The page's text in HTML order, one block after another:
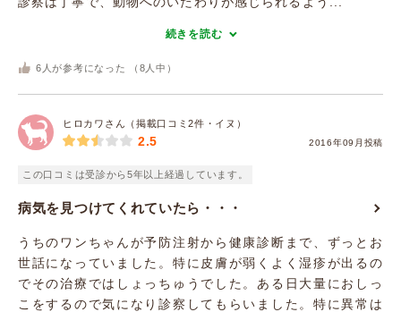
続きを読む
6 人が参考になった （ 8 人中）
ヒロカワさん（掲載口コミ2件・イヌ）
2016年09月投稿
2.5
この口コミは受診から5年以上経過しています。
病気を見つけてくれていたら・・・
うちのワンちゃんが予防注射から健康診断まで、ずっとお
世話になっていました。特に皮膚が弱くよく湿疹が出るの
でその治療ではしょっちゅうでした。ある日大量におしっ
こをするので気になり診察してもらいました。特に異常は